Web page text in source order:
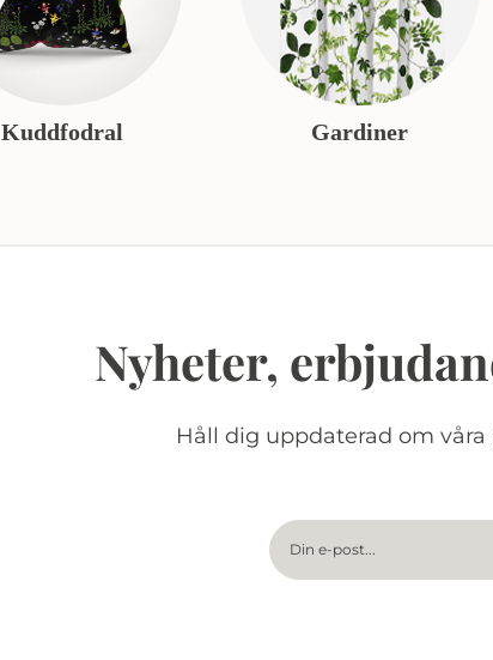
Kuddfodral Gardiner
Nyheter,
Håll dig uppdaterad om